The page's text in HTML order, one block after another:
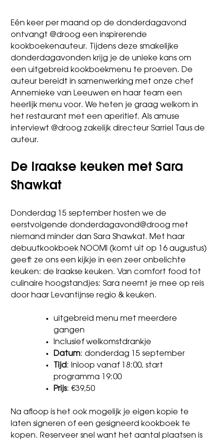
Eén keer per maand op de donderdagavond
ontvangt @droog een inspirerende
kookboekenauteur. Tijdens deze smakelijke
donderdagavonden krijg je de unieke kans om
een uitgebreid kookboekmenu te proeven. De
auteur bereidt in samenwerking met onze chef
Annemieke van Leeuwen en haar team een
heerlijk menu voor. We heten je graag welkom in
het restaurant met een aperitief. Als amuse
interviewt @droog zakelijk directeur Sarriel Taus de
auteur.
De Iraakse keuken met Sara
Shawkat
Donderdag 15 september hosten we de
eerstvolgende donderdagavond@droog met
niemand minder dan Sara Shawkat. Met haar
debuutkookboek NOOMI (komt uit op 16 augustus)
geeft ze ons een kijkje in een zeer onbelichte
keuken: de Iraakse keuken. Van comfort food tot
culinaire hoogstandjes: Sara neemt je mee op reis
door haar Levantijnse regio & keuken.
uitgebreid menu met meerdere
gangen
Inclusief welkomstdrankje
Datum: donderdag 15 september
Tijd: Inloop vanaf 18:00, start
programma 19:00
Prijs: €39,50
Na afloop is het ook mogelijk je eigen kopie te
laten signeren of een gesigneerd kookboek te
kopen. Reserveer snel want het aantal plaatsen is